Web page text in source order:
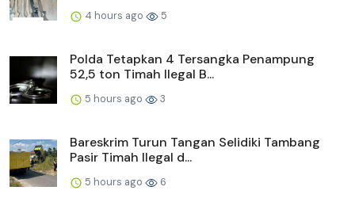
4 hours ago 5
Polda Tetapkan 4 Tersangka Penampung
52,5 ton Timah Ilegal B...
5 hours ago 3
Bareskrim Turun Tangan Selidiki Tambang
Pasir Timah Ilegal d...
5 hours ago 6